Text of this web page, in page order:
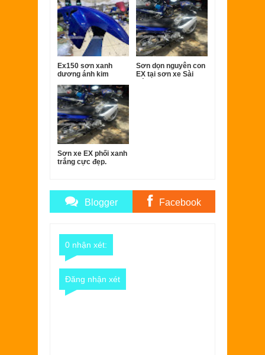
Ex150 sơn xanh
dương ánh kim
Sơn dọn nguyên con
EX tại sơn xe Sài
Sơn xe EX phối xanh
trắng cực đẹp.
Blogger Facebook
0 nhận xét:
Đăng nhận xét